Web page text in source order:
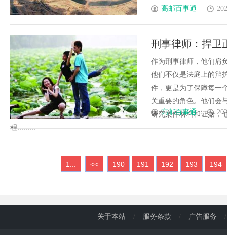
高邮百事通
刑事律师：捍卫
作为刑事律师，他们肩
他们不仅是法庭上的辩
件，更是为了保障每一
关重要的角色。他们会
研究案件材料和证据，
程.........
高邮百事通
1... << 190 191 192 193 194
关于本站 / 服务条款 / 广告服务 /